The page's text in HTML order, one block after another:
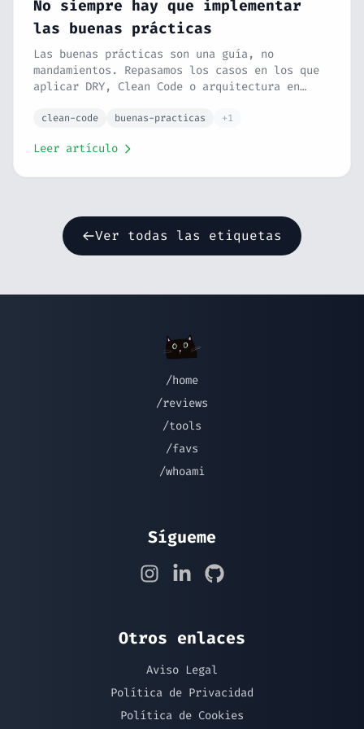
No siempre hay que implementar
las buenas prácticas
Las buenas prácticas son una guía, no
mandamientos. Repasamos los casos en los que
aplicar DRY, Clean Code o arquitectura en
clean-code buenas-practicas +1
Leer artículo
Ver todas las etiquetas
/home
/reviews
/tools
/favs
/whoami
Sígueme
Otros enlaces
Aviso Legal
Política de Privacidad
Política de Cookies